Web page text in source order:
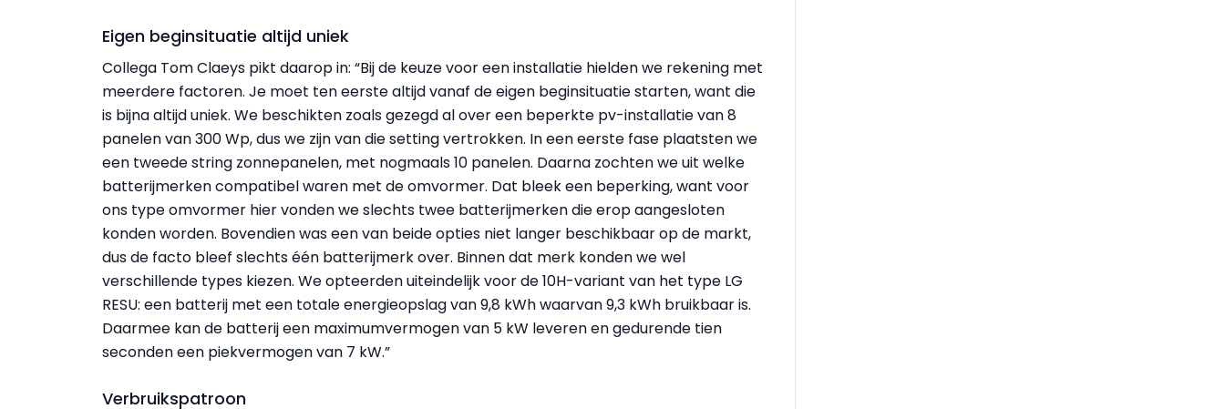
Eigen beginsituatie altijd uniek
Collega Tom Claeys pikt daarop in: “Bij de keuze voor een installatie hielden we rekening met
meerdere factoren. Je moet ten eerste altijd vanaf de eigen beginsituatie starten, want die
is bijna altijd uniek. We beschikten zoals gezegd al over een beperkte pv-installatie van 8
panelen van 300 Wp, dus we zijn van die setting vertrokken. In een eerste fase plaatsten we
een tweede string zonnepanelen, met nogmaals 10 panelen. Daarna zochten we uit welke
batterijmerken compatibel waren met de omvormer. Dat bleek een beperking, want voor
ons type omvormer hier vonden we slechts twee batterijmerken die erop aangesloten
konden worden. Bovendien was een van beide opties niet langer beschikbaar op de markt,
dus de facto bleef slechts één batterijmerk over. Binnen dat merk konden we wel
verschillende types kiezen. We opteerden uiteindelijk voor de 10H-variant van het type LG
RESU: een batterij met een totale energieopslag van 9,8 kWh waarvan 9,3 kWh bruikbaar is.
Daarmee kan de batterij een maximum­vermogen van 5 kW leveren en gedurende tien
seconden een piekvermogen van 7 kW.”
Verbruikspatroon